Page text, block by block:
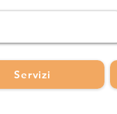
Servizi